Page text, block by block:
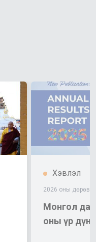
Хэвлэл
2026 оны
Монгол
оны үр